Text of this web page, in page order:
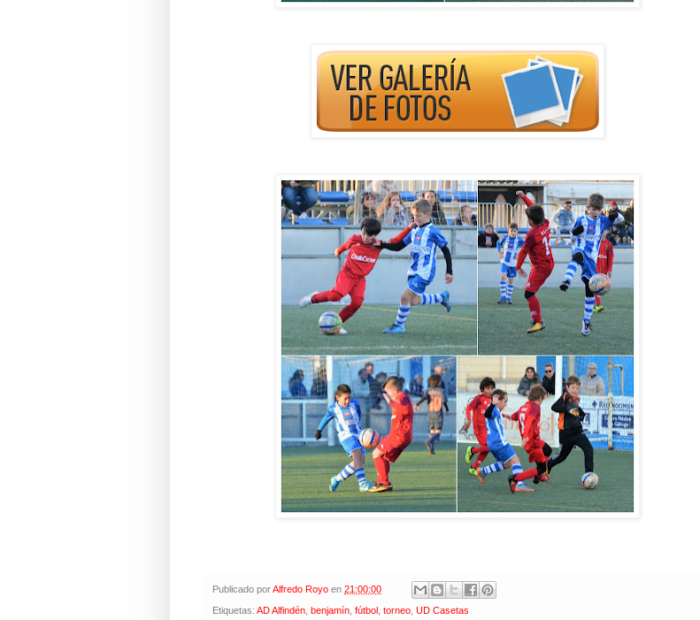
Publicado porAlfredo Royo en 21:00:00
Etiquetas: AD Alfindén benjamín fútbol torneo UD Casetas